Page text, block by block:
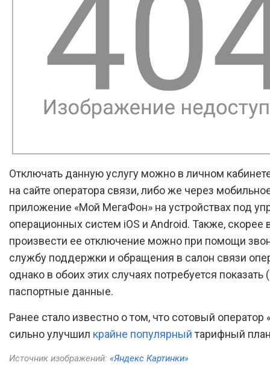
Отключать данную услугу можно в личном
на сайте оператора связи, либо же через
приложение «Мой МегаФон» на устройствах под
операционных систем iOS и Android. Также, скорее
произвести ее отключение можно при помощи
службу поддержки и обращения в салон связи
однако в обоих этих случаях потребуется показать
паспортные данные.
Ранее стало известно о том, что сотовый оператор
сильно улучшил крайне популярныйтарифный
Источник изображений: «Яндекс Картинки»